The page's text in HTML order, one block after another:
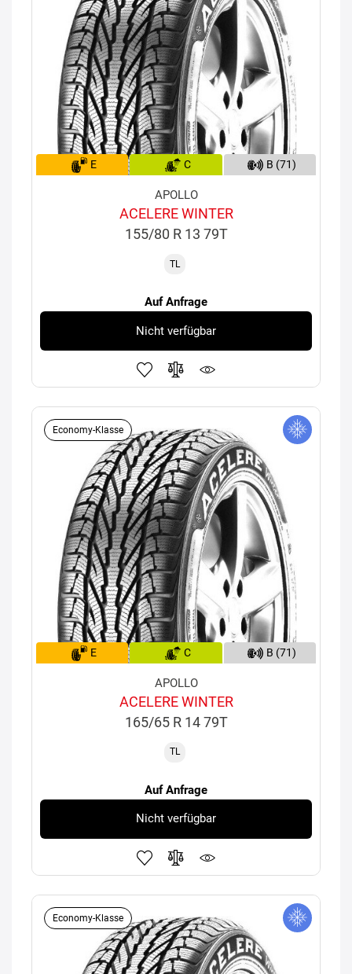
E C B (71)
APOLLO
ACELERE WINTER
155/80 R 13 79T
TL
Auf Anfrage
Nicht verfügbar
Economy-Klasse
E C B (71)
APOLLO
ACELERE WINTER
165/65 R 14 79T
TL
Auf Anfrage
Nicht verfügbar
Economy-Klasse